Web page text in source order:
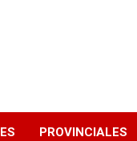
PROVINCIALES